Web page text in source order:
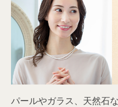
パールやガラス、天然石